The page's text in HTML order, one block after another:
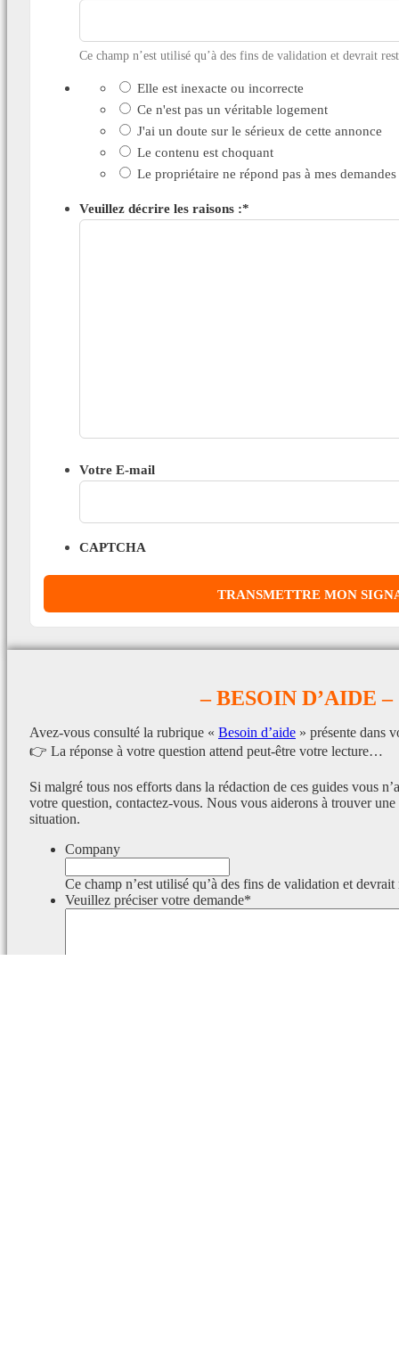
Ce champ n’est utilisé qu’à des fins de validation et devrait
Elle est inexacte ou incorrecte
Ce n'est pas un véritable logement
J'ai un doute sur le sérieux de cette annonce
Le contenu est choquant
Le propriétaire ne répond pas à mes demandes
Veuillez décrire les raisons :*
Votre E-mail
CAPTCHA
– BESOIN D’AIDE –
Avez-vous consulté la rubrique « Besoin d’aide » présente dans
👉 La réponse à votre question attend peut-être votre lecture…
Si malgré tous nos efforts dans la rédaction de ces guides vous
votre question, contactez-vous. Nous vous aiderons à trouver
situation.
Company
Ce champ n’est utilisé qu’à des fins de validation et devrait
Veuillez préciser votre demande*